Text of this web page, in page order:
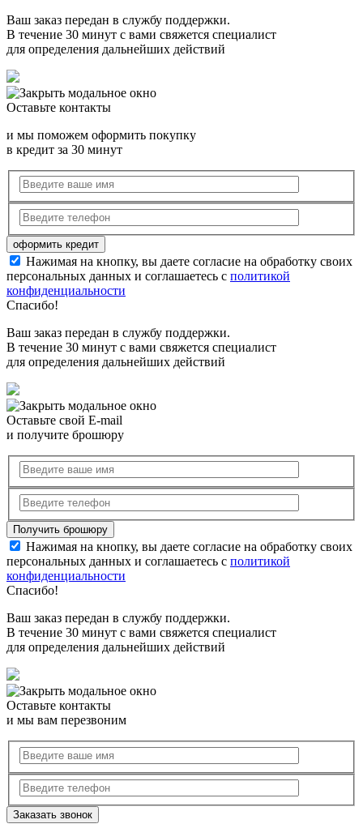
Ваш заказ передан в службу поддержки.
В течение 30 минут с вами свяжется специалист
для определения дальнейших действий
Оставьте контакты
и мы поможем оформить покупку
в кредит за 30 минут
Нажимая на кнопку, вы даете согласие на обработку своих
персональных данных и соглашаетесь с политикой
конфиденциальности
Спасибо!
Ваш заказ передан в службу поддержки.
В течение 30 минут с вами свяжется специалист
для определения дальнейших действий
Оставьте свой E-mail
и получите брошюру
Нажимая на кнопку, вы даете согласие на обработку своих
персональных данных и соглашаетесь с политикой
конфиденциальности
Спасибо!
Ваш заказ передан в службу поддержки.
В течение 30 минут с вами свяжется специалист
для определения дальнейших действий
Оставьте контакты
и мы вам перезвоним